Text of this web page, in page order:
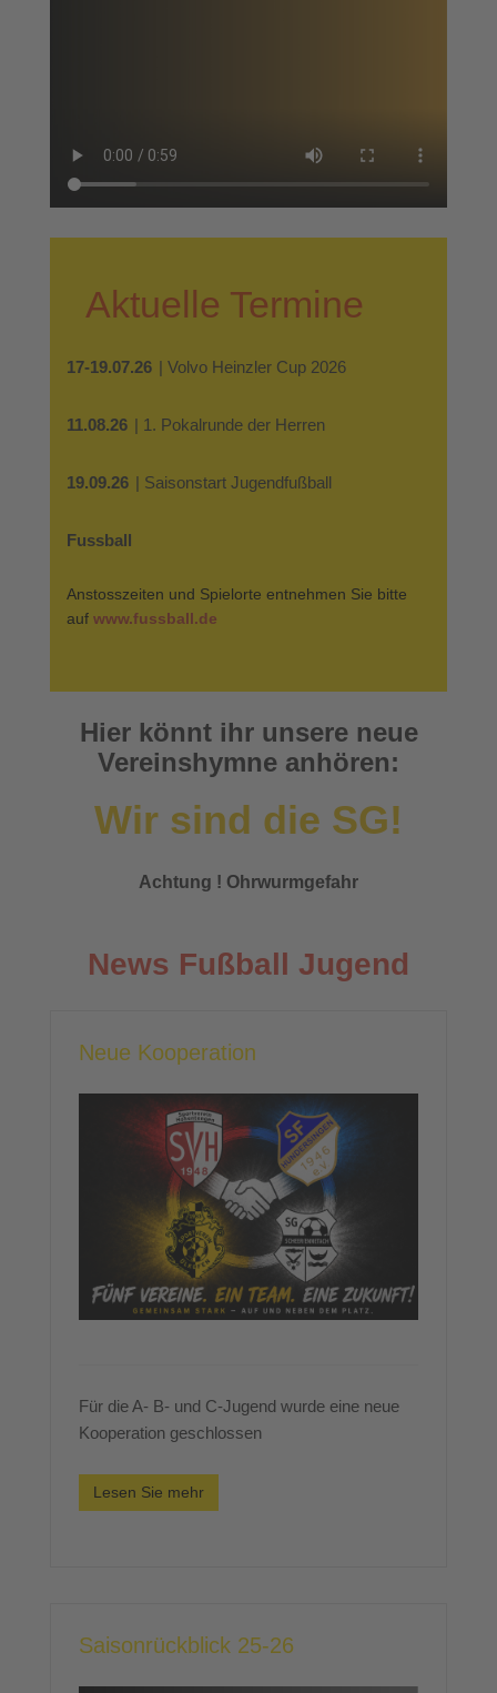
Aktuelle Termine
17-19.07.26 | Volvo Heinzler Cup 2026
11.08.26 | 1. Pokalrunde der Herren
19.09.26 | Saisonstart Jugendfußball
Fussball
Anstosszeiten und Spielorte entnehmen Sie bitte
auf www.fussball.de
Hier könnt ihr unsere neue
Vereinshymne anhören:
Wir sind die SG!
Achtung ! Ohrwurmgefahr
News Fußball Jugend
Neue Kooperation
Für die A- B- und C-Jugend wurde eine neue
Kooperation geschlossen
Lesen Sie mehr
Saisonrückblick 25-26